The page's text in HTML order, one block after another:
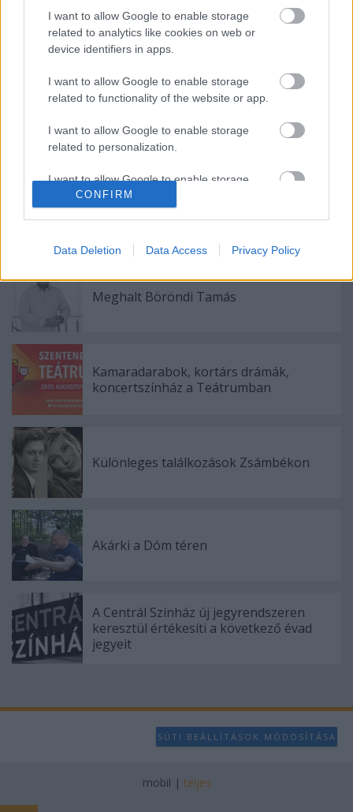
I want to allow Google to enable storage
related to analytics like cookies on web or
device identifiers in apps.
I want to allow Google to enable storage
related to functionality of the website or app.
I want to allow Google to enable storage
related to personalization.
I want to allow Google to enable storage
related to security, including authentication
functionality and fraud prevention, and other
CONFIRM
Data Deletion Data Access Privacy Policy
az előadás előtt egy
órával.
forrás: Óbudai Társaskör
Ajánlott bejegyzések:
Meghalt Böröndi Tamás
Kamaradarabok, kortárs drámák,
koncertszínház a Teátrumban
Különleges találkozások Zsámbékon
Akárki a Dóm téren
A Centrál Színház új jegyrendszeren
keresztül értékesíti a következő évad
jegyeit
SÜTI BEÁLLÍTÁSOK MÓDOSÍTÁSA
mobil | teljes